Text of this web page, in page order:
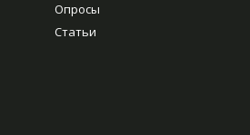
Опросы
Статьи